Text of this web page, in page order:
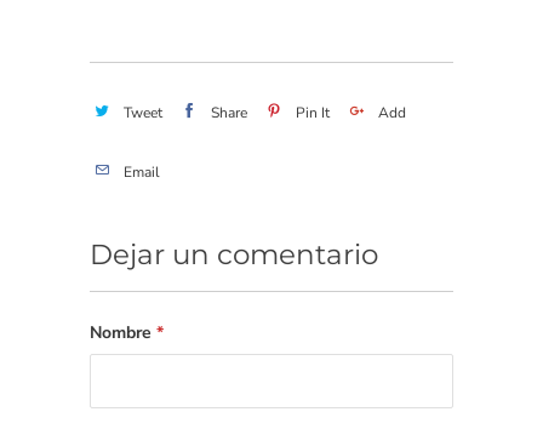
Tweet Share Pin It Add
Email
Dejar un comentario
Nombre *